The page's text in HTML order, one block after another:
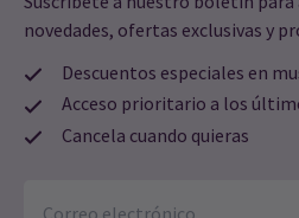
novedades, ofertas exclusivas y
Descuentos especiales en
Acceso prioritario a los
Cancela cuando quieras